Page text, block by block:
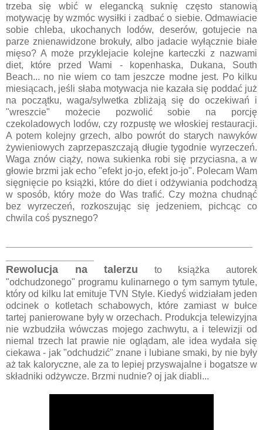
trzeba się wbić w elegancką suknię często stanowią
motywację by wzmóc wysiłki i zadbać o siebie. Odmawiacie
sobie chleba, ukochanych lodów, deserów, gotujecie na
parze znienawidzone brokuły, albo jadacie wyłącznie białe
mięso? A może przyklejacie kolejne karteczki z nazwami
diet, które przed Wami - kopenhaska, Dukana, South
Beach... no nie wiem co tam jeszcze modne jest. Po kilku
miesiącach, jeśli słaba motywacja nie kazała się poddać już
na początku, waga/sylwetka zbliżają się do oczekiwań i
"wreszcie" możecie pozwolić sobie na porcję
czekoladowych lodów, czy rozpustę we włoskiej restauracji.
A potem kolejny grzech, albo powrót do starych nawyków
żywieniowych zaprzepaszczają długie tygodnie wyrzeczeń.
Waga znów ciąży, nowa sukienka robi się przyciasna, a w
głowie brzmi jak echo "efekt jo-jo, efekt jo-jo". Polecam Wam
sięgnięcie po książki, które do diet i odżywiania podchodzą
w sposób, który może do Was trafić. Czy można chudnąć
bez wyrzeczeń, rozkoszując się jedzeniem, pichcąc co
chwila coś pysznego?
Rewolucja na talerzu to książka autorek
"odchudzonego" programu kulinarnego o tym samym tytule,
który od kilku lat emituje TVN Style. Kiedyś widziałam jeden
odcinek o kotletach schabowych, które zamiast w bułce
tartej panierowane były w orzechach. Produkcja telewizyjna
nie wzbudziła wówczas mojego zachwytu, a i telewizji od
niemal trzech lat prawie nie oglądam, ale idea wydała się
ciekawa - jak "odchudzić" znane i lubiane smaki, by nie były
aż tak kaloryczne, ale za to lepiej przyswajalne i bogatsze w
składniki odżywcze. Brzmi nudnie? oj jak diabli...